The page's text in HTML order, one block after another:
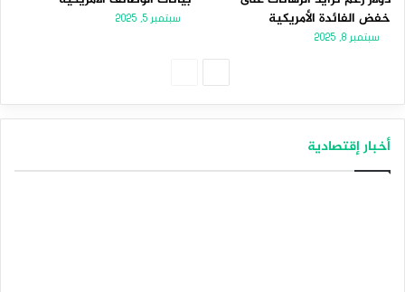
خفض الفائدة الأمريكية
سبتمبر 8, 2025
سبتمبر 5, 2025
أخبار إقتصادية